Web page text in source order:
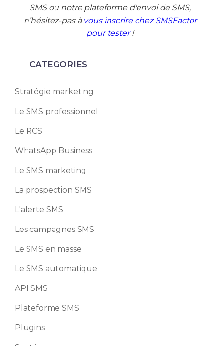
SMS ou notre plateforme d'envoi de SMS,
n’hésitez-pas à vous inscrire chez SMSFactor
pour tester!
CATEGORIES
Stratégie marketing
Le SMS professionnel
Le RCS
WhatsApp Business
Le SMS marketing
La prospection SMS
L'alerte SMS
Les campagnes SMS
Le SMS en masse
Le SMS automatique
API SMS
Plateforme SMS
Plugins